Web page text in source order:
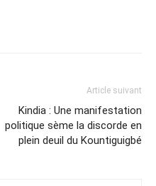
Article suivant
Kindia : Une manifestation
politique sème la discorde en
plein deuil du Kountiguigbé